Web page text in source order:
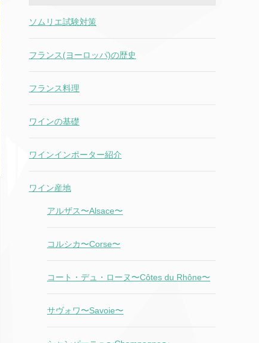
ソムリエ試験対策
フランス(ヨーロッパ)の歴史
フランス料理
ワインの基礎
ワインインポーター紹介
ワイン産地
アルザス〜Alsace〜
コルシカ〜Corse〜
コート・デュ・ローヌ〜Côtes du Rhône〜
サヴォワ〜Savoie〜